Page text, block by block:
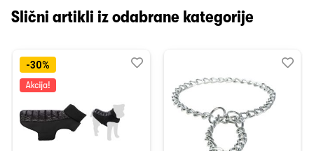
Slični artikli iz odabrane kategorije
-30%
Dodaj
Uporedi